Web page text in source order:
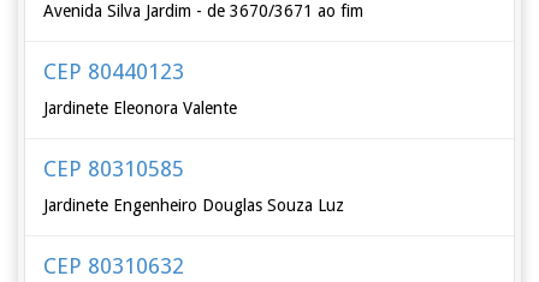
Avenida Silva Jardim - de 3670/3671 ao fim
CEP 80440123
Jardinete Eleonora Valente
CEP 80310585
Jardinete Engenheiro Douglas Souza Luz
CEP 80310632